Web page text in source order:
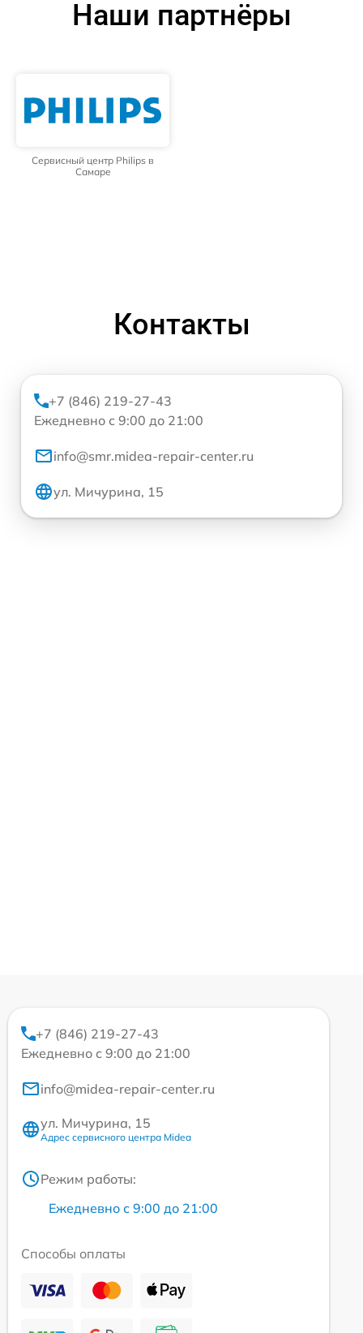
Наши партнёры
Сервисный центр Philips в
Самаре
Контакты
+7 (846) 219-27-43
Ежедневно с 9:00 до 21:00
info@smr.midea-repair-center.ru
ул. Мичурина, 15
+7 (846) 219-27-43
Ежедневно с 9:00 до 21:00
info@midea-repair-center.ru
ул. Мичурина, 15
Адрес сервисного центра Midea
Режим работы:
Ежедневно с 9:00 до 21:00
Способы оплаты